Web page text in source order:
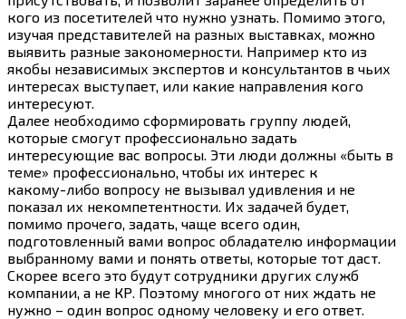
кого из посетителей что нужно узнать. Помимо этого,
изучая представителей на разных выставках, можно
выявить разные закономерности. Например кто из
якобы независимых экспертов и консультантов в чьих
интересах выступает, или какие направления кого
интересуют.
Далее необходимо сформировать группу людей,
которые смогут профессионально задать
интересующие вас вопросы. Эти люди должны «быть в
теме» профессионально, чтобы их интерес к
какому-либо вопросу не вызывал удивления и не
показал их некомпетентности. Их задачей будет,
помимо прочего, задать, чаще всего один,
подготовленный вами вопрос обладателю информации
выбранному вами и понять ответы, которые тот даст.
Скорее всего это будут сотрудники других служб
компании, а не КР. Поэтому многого от них ждать не
нужно – один вопрос одному человеку и его ответ.